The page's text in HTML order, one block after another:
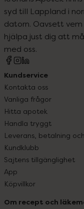
syd till Lappland i
datorn. Oavsett
hjälpa just dig att
med oss.
Kundservice
Kontakta oss
Vanliga frågor
Hitta apotek
Handla tryggt
Leverans, betalning
Kundklubb
Sajtens tillgänglighet
App
Köpvillkor
Om recept och